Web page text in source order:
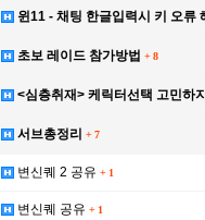
윈11 - 채팅 한글입력시 키 오류
초보 레이드 참가방법 + 8
<심층취재> 케릭터선택 고민하
서브총정리 + 7
변신퀘 2 공유 + 1
변신퀘 공유 + 1